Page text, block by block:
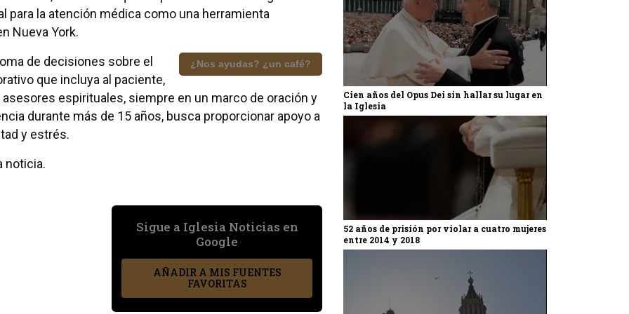
para la atención médica como una herramienta
Nueva York.
¿Nos ayudas? ¿un café?
de decisiones sobre el
que incluya al paciente,
espirituales, siempre en un marco de oración y
durante más de 15 años, busca proporcionar apoyo a
y estrés.
noticia.
Sigue a Iglesia Noticias en
Google
AÑADIR A MIS FUENTES
FAVORITAS
Cien años del Opus Dei sin hallar su lugar en
la Iglesia
52 años de prisión por violar a cuatro mujeres
entre 2014 y 2018